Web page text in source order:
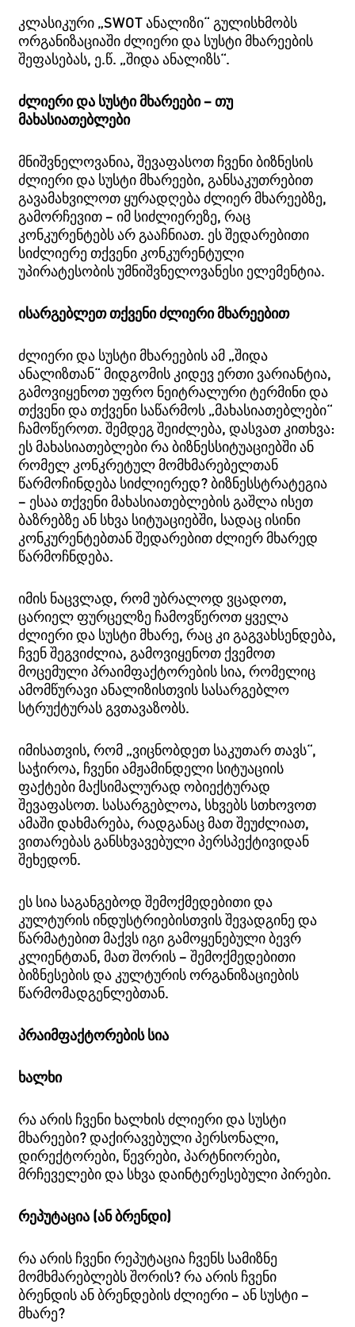
კლასიკური „SWOT ანალიზი“ გულისხმობს
ორგანიზაციაში ძლიერი და სუსტი მხარეების
შეფასებას, ე.წ. „შიდა ანალიზს“.
ძლიერი და სუსტი მხარეები – თუ
მახასიათებლები
მნიშვნელოვანია, შევაფასოთ ჩვენი ბიზნესის
ძლიერი და სუსტი მხარეები, განსაკუთრებით
გავამახვილოთ ყურადღება ძლიერ მხარეებზე,
გამორჩევით – იმ სიძლიერეზე, რაც
კონკურენტებს არ გააჩნიათ. ეს შედარებითი
სიძლიერე თქვენი კონკურენტული
უპირატესობის უმნიშვნელოვანესი ელემენტია.
ისარგებლეთ თქვენი ძლიერი მხარეებით
ძლიერი და სუსტი მხარეების ამ „შიდა
ანალიზთან“ მიდგომის კიდევ ერთი ვარიანტია,
გამოვიყენოთ უფრო ნეიტრალური ტერმინი და
თქვენი და თქვენი საწარმოს „მახასიათებლები“
ჩამოწეროთ. შემდეგ შეიძლება, დასვათ კითხვა:
ეს მახასიათებლები რა ბიზნესსიტუაციებში ან
რომელ კონკრეტულ მომხმარებელთან
წარმოჩინდება სიძლიერედ? ბიზნესსტრატეგია
– ესაა თქვენი მახასიათებლების გაშლა ისეთ
ბაზრებზე ან სხვა სიტუაციებში, სადაც ისინი
კონკურენტებთან შედარებით ძლიერ მხარედ
წარმოჩნდება.
იმის ნაცვლად, რომ უბრალოდ ვცადოთ,
ცარიელ ფურცელზე ჩამოვწეროთ ყველა
ძლიერი და სუსტი მხარე, რაც კი გაგვახსენდება,
ჩვენ შეგვიძლია, გამოვიყენოთ ქვემოთ
მოცემულიპრაიმფაქტორების სია, რომელიც
ამომწურავი ანალიზისთვის სასარგებლო
სტრუქტურას გვთავაზობს.
იმისათვის, რომ „ვიცნობდეთ საკუთარ თავს“,
საჭიროა, ჩვენი ამჟამინდელი სიტუაციის
ფაქტები მაქსიმალურად ობიექტურად
შევაფასოთ. სასარგებლოა, სხვებს სთხოვოთ
ამაში დახმარება, რადგანაც მათ შეუძლიათ,
ვითარებას განსხვავებული პერსპექტივიდან
შეხედონ.
ეს სია საგანგებოდ შემოქმედებითი და
კულტურის ინდუსტრიებისთვის შევადგინე და
წარმატებით მაქვს იგი გამოყენებული ბევრ
კლიენტთან, მათ შორის – შემოქმედებითი
ბიზნესების და კულტურის ორგანიზაციების
წარმომადგენლებთან.
პრაიმფაქტორებისსია
ხალხი
რა არის ჩვენი ხალხის ძლიერი და სუსტი
მხარეები? დაქირავებული პერსონალი,
დირექტორები, წევრები, პარტნიორები,
მრჩეველები და სხვა დაინტერესებული პირები.
რეპუტაცია (ან ბრენდი)
რა არის ჩვენი რეპუტაცია ჩვენს სამიზნე
მომხმარებლებს შორის? რა არის ჩვენი
ბრენდის ან ბრენდების ძლიერი – ან სუსტი –
მხარე?